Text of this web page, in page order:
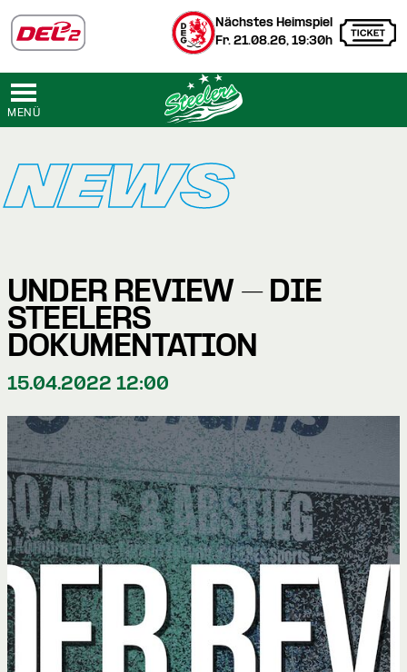
Nächstes Heimspiel
Fr. 21.08.26, 19:30h
MENÜ
NEWS
UNDER REVIEW – DIE
STEELERS
DOKUMENTATION
15.04.2022 12:00